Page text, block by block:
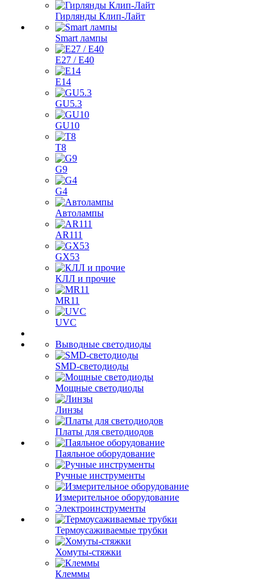
Гирлянды Клип-Лайт
Smart лампы
E27 / E40
E14
GU5.3
GU10
T8
G9
G4
Автолампы
AR111
GX53
КЛЛ и прочие
MR11
UVC
Выводные светодиоды
SMD-светодиоды
Мощные светодиоды
Линзы
Платы для светодиодов
Паяльное оборудование
Ручные инструменты
Измерительное оборудование
Электроинструменты
Термоусаживаемые трубки
Хомуты-стяжки
Клеммы